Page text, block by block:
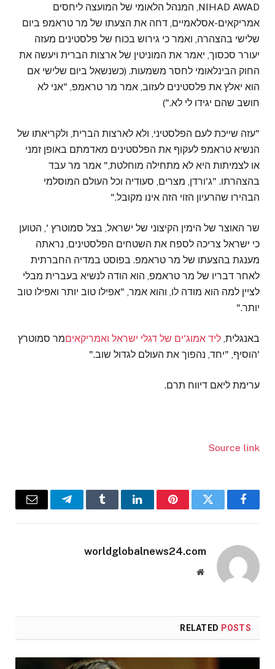
NIHAD AWAD, המנהל הלאומי של המועצה ליחסים
אמריקאים-אסלאמיים, דחה את הצעתו של מר טראמפ ביום
שלישי בהצהרה, ואמר כי גירוש בכוח של פלסטינים מעזה
יעורר סכסוך, יאמר את המוניטין של ארצות הברית ויעשה את
החוק הבינלאומי לחסר משמעות. (כשנשאל ביום שלישי אם
הוא יאלץ את פלסטינים לעזוב, אמר מר טראמפ, "אני לא
חושב שהם יגידו לי לא.")
"עזה שייכת לעם הפלסטיני, ולא לארצות הברית, ולקריאתו של
הנשיא טראמפ לעקוף את הפלסטינים מאדמתם באופן זמני
או לצמיתות היא לא מתחילה מוחלטת," אמר מר עבד
בהצהרתו. "ג'ורדן, מצרים, סעודיה וכל העולם המוסלמי
הבהירו שהרעיון הזוי הזה אינו מקובל."
שר האוצר של הימין הקיצוני של ישראל, בצל סמוטרץ ', הטוען
כי ישראל צריכה לספח את השטחים הפלסטינים, נראתה
מענגת בהצעתו של מר טראמפ. בפוסט במדיה החברתית
לאחר דבריו של מר טראמפ, הוא הודה לנשיא בעברית מבלי
לציין למה הוא מודה לו, והוא אמר, "אפילו טוב יותר ואפילו טוב
יותר."
באנגלית, ליד אמוג'ים של דגלי ישראל ואמריקאיםמר סמוטרץ
'הוסיף, "יחד, נהפוך את העולם לגדול שוב."
ערימת ליאם דיווח תרם.
Source link
Facebook
Twitter
Pinterest
LinkedIn
Tumblr
Telegram
Email
worldglobalnews24.com
Website
RELATED POSTS